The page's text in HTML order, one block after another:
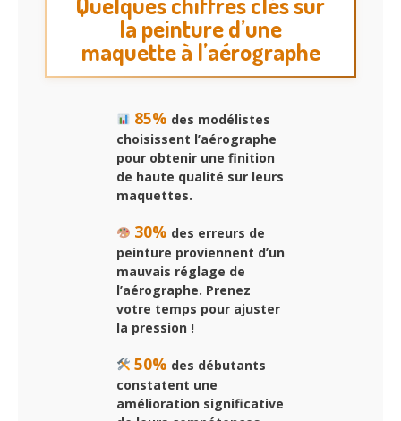
la peinture d’une
maquette à l’aérographe
85% des modélistes
choisissent l’aérographe
pour obtenir une finition
de haute qualité sur leurs
maquettes.
30% des erreurs de
peinture proviennent d’un
mauvais réglage de
l’aérographe. Prenez
votre temps pour ajuster
la pression !
50% des débutants
constatent une
amélioration significative